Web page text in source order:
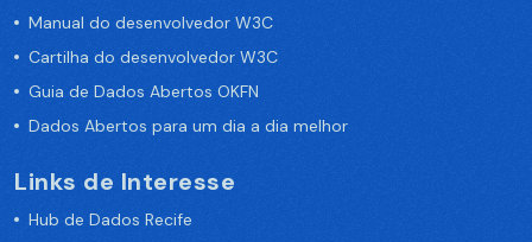
Manual do desenvolvedor W3C
Cartilha do desenvolvedor W3C
Guia de Dados Abertos OKFN
Dados Abertos para um dia a dia melhor
Links de Interesse
Hub de Dados Recife